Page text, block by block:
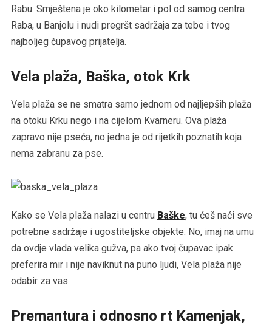
Rabu. Smještena je oko kilometar i pol od samog centra
Raba, u Banjolu i nudi pregršt sadržaja za tebe i tvog
najboljeg čupavog prijatelja.
Vela plaža, Baška, otok Krk
Vela plaža se ne smatra samo jednom od najljepših plaža
na otoku Krku nego i na cijelom Kvarneru. Ova plaža
zapravo nije pseća, no jedna je od rijetkih poznatih koja
nema zabranu za pse.
Kako se Vela plaža nalazi u centru Baške, tu ćeš naći sve
potrebne sadržaje i ugostiteljske objekte. No, imaj na umu
da ovdje vlada velika gužva, pa ako tvoj čupavac ipak
preferira mir i nije naviknut na puno ljudi, Vela plaža nije
odabir za vas.
Premantura i odnosno rt Kamenjak,